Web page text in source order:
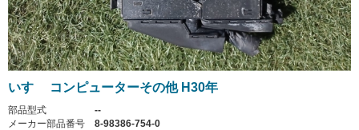
いすゞ コンピューターその他 H30年
部品型式
--
メーカー部品番号
8-98386-754-0